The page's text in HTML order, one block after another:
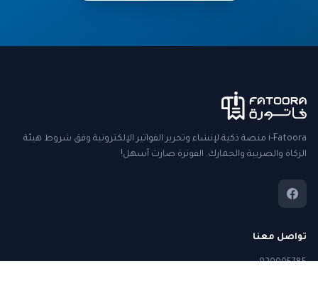
i-Fatoora منصة ذكية لإنشاء وتحرير الفواتير الإلكترونية وفق شروط هيئة
الزكاة والضريبة والجمارك. الفوترة صارت أسهل!
تواصل معنا
920005785